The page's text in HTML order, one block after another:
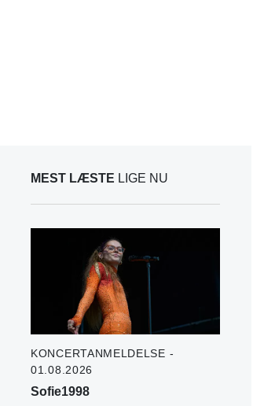
MEST LÆSTE LIGE NU
KONCERTANMELDELSE -
01.08.2026
Sofie1998